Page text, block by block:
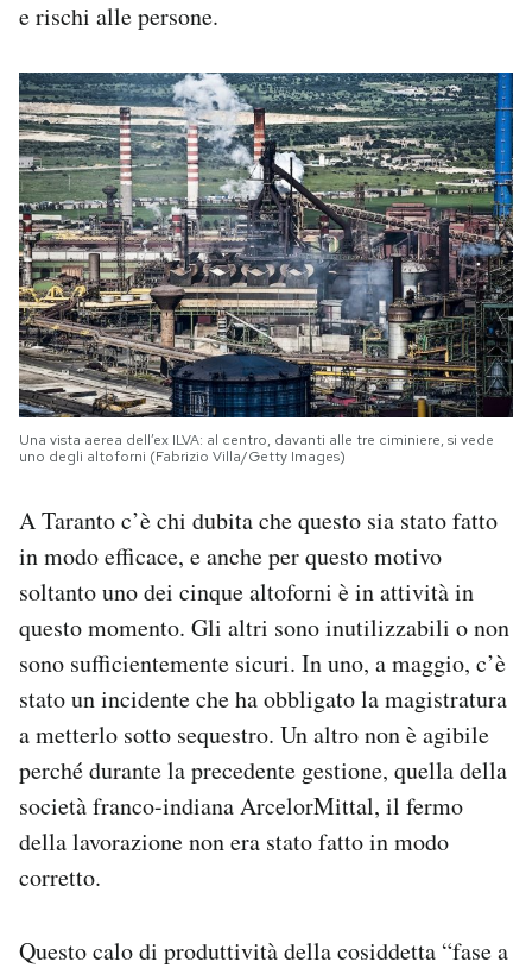
e rischi alle persone.
Una vista aerea dell’ex ILVA: al centro, davanti alle tre ciminiere, si vede
uno degli altoforni (Fabrizio Villa/Getty Images)
A Taranto c’è chi dubita che questo sia stato fatto
in modo efficace, e anche per questo motivo
soltanto uno dei cinque altoforni è in attività in
questo momento. Gli altri sono inutilizzabili o non
sono sufficientemente sicuri. In uno, a maggio, c’è
stato un incidente che ha obbligato la magistratura
a metterlo sotto sequestro. Un altro non è agibile
perché durante la precedente gestione, quella della
società franco-indiana ArcelorMittal, il fermo
della lavorazione non era stato fatto in modo
corretto.
Questo calo di produttività della cosiddetta “fase a